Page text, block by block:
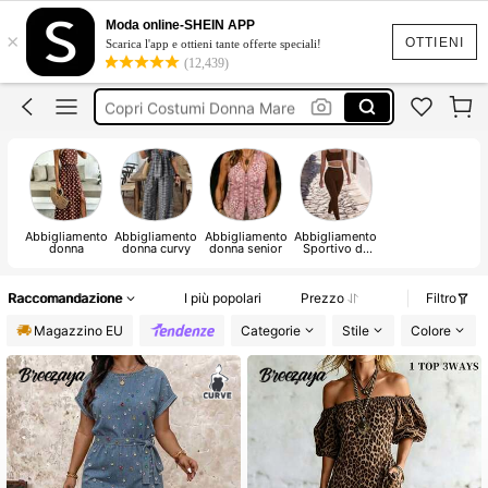
OTTIENI
×
Moda online-SHEIN APP
Scarica l'app e ottieni tante offerte speciali!
(12,439)
Costumi Mare Donna
Copricostume Donna
Top
Copri Costumi Donna Mare
Costumi Mare Donna
Abbigliamento
donna
Abbigliamento
donna curvy
Abbigliamento
donna senior
Abbigliamento
Sportivo da
Raccomandazione I più popolari Prezzo
Filtro
Magazzino EU
Categorie Stile Colore